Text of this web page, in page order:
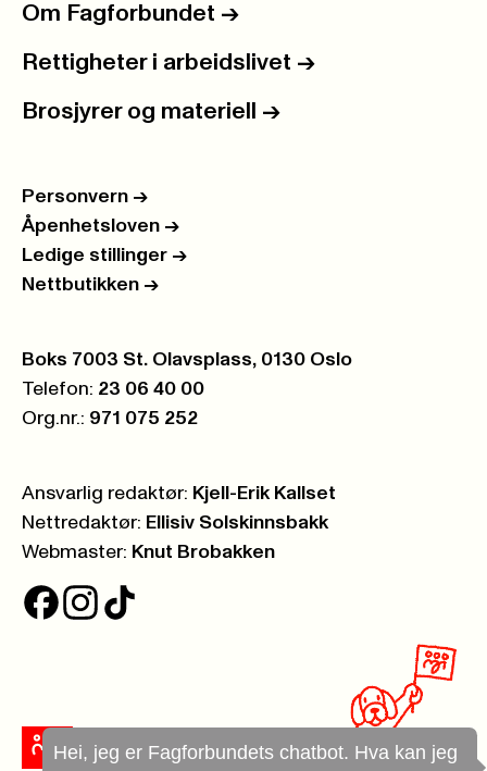
Hei, jeg er Fagforbundets chatbot. Hva kan jeg
Om Fagforbundet ->
Rettigheter i arbeidslivet ->
Brosjyrer og materiell ->
Personvern ->
Åpenhetsloven ->
Ledige stillinger ->
Nettbutikken ->
Postboks:
Boks 7003 St. Olavsplass, 0130 Oslo
Telefon: 23 06 40 00
Org.nr.: 971 075 252
Ansvarlig redaktør: Kjell-Erik Kallset
Nettredaktør: Ellisiv Solskinnsbakk
Webmaster: Knut Brobakken